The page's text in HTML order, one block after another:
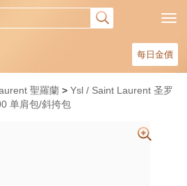
每日金價
聖羅蘭
Ysl / Saint Laurent 圣罗
单肩包/斜挎包